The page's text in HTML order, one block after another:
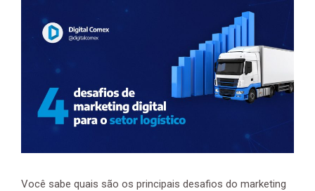
Você sabe quais são os principais desafios do marketing